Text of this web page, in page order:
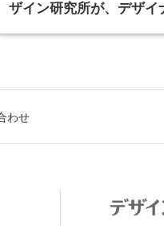
ザイン研究所が、デザイ
わせ